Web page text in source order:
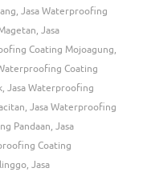
, Jasa Waterproofing
, Jasa
Coating Mojoagung,
Coating
, Jasa Waterproofing
, Jasa Waterproofing
Pandaan, Jasa
Coating
, Jasa